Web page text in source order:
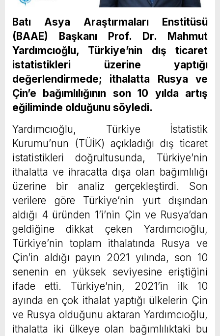
Batı Asya Araştırmaları Enstitüsü
(BAAE) Başkanı Prof. Dr. Mahmut
Yardımcıoğlu, Türkiye’nin dış ticaret
istatistikleri üzerine yaptığı
değerlendirmede; ithalatta Rusya ve
Çin’e bağımlılığının son 10 yılda artış
eğiliminde olduğunu söyledi.
Yardımcıoğlu, Türkiye İstatistik
Kurumu’nun (TÜİK) açıkladığı dış ticaret
istatistikleri doğrultusunda, Türkiye’nin
ithalatta ve ihracatta dışa olan bağımlılığı
üzerine bir analiz gerçekleştirdi. Son
verilere göre Türkiye’nin yurt dışından
aldığı 4 üründen 1’i’nin Çin ve Rusya’dan
geldiğine dikkat çeken Yardımcıoğlu,
Türkiye’nin toplam ithalatında Rusya ve
Çin’in aldığı payın 2021 yılında, son 10
senenin en yüksek seviyesine eriştiğini
ifade etti. Türkiye’nin, 2021’in ilk 10
ayında en çok ithalat yaptığı ülkelerin Çin
ve Rusya olduğunu aktaran Yardımcıoğlu,
ithalatta iki ülkeye olan bağımlılıktaki bu